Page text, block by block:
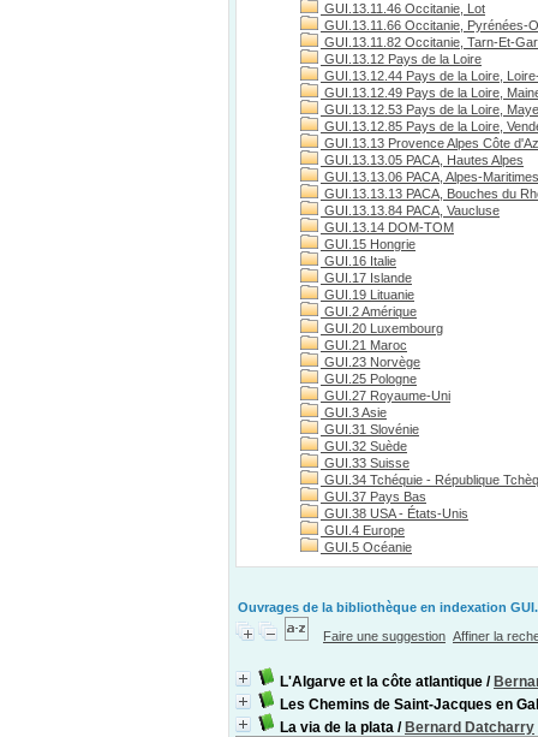
GUI.13.11.46 Occitanie, Lot
GUI.13.11.66 Occitanie, Pyrénées-
GUI.13.11.82 Occitanie, Tarn-Et-
GUI.13.12 Pays de la Loire
GUI.13.12.44 Pays de la Loire,
GUI.13.12.49 Pays de la Loire,
GUI.13.12.53 Pays de la Loire,
GUI.13.12.85 Pays de la Loire,
GUI.13.13 Provence Alpes Côte
GUI.13.13.05 PACA, Hautes Alpes
GUI.13.13.06 PACA, Alpes-Maritimes
GUI.13.13.13 PACA, Bouches du
GUI.13.13.84 PACA, Vaucluse
GUI.13.14 DOM-TOM
GUI.15 Hongrie
GUI.16 Italie
GUI.17 Islande
GUI.19 Lituanie
GUI.2 Amérique
GUI.20 Luxembourg
GUI.21 Maroc
GUI.23 Norvège
GUI.25 Pologne
GUI.27 Royaume-Uni
GUI.3 Asie
GUI.31 Slovénie
GUI.32 Suède
GUI.33 Suisse
GUI.34 Tchéquie - République
GUI.37 Pays Bas
GUI.38 USA - États-Unis
GUI.4 Europe
GUI.5 Océanie
Ouvrages de la bibliothèque en indexation
Faire une suggestion Affiner la
L'Algarve et la côte atlantique /
Les Chemins de Saint-Jacques en
La via de la plata / Bernard Datcharry